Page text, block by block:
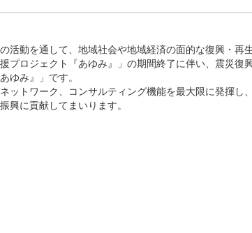
動を通して、地域社会や地域経済の面的な復興・再
ロジェクト『あゆみ』」の期間終了に伴い、震災復
ゆみ』」です。
トワーク、コンサルティング機能を最大限に発揮し
興に貢献してまいります。